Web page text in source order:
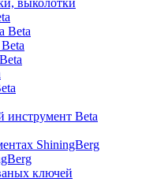
выколотки
Beta
Beta
ShiningBerg
ключей